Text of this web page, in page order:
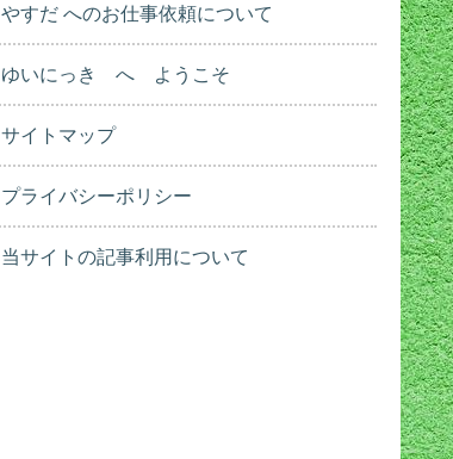
やすだ へのお仕事依頼について
ゆいにっき へ ようこそ
サイトマップ
プライバシーポリシー
当サイトの記事利用について